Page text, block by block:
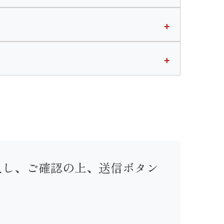
、ご確認の上、送信ボタン